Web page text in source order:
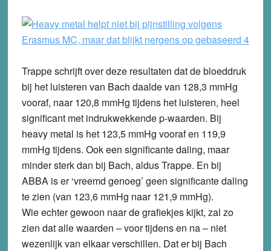
Trappe schrijft over deze resultaten dat de bloeddruk
bij het luisteren van Bach daalde van 128,3 mmHg
vooraf, naar 120,8 mmHg tijdens het luisteren, heel
significant met indrukwekkende p-waarden. Bij
heavy metal is het 123,5 mmHg vooraf en 119,9
mmHg tijdens. Ook een significante daling, maar
minder sterk dan bij Bach, aldus Trappe. En bij
ABBA is er ‘vreemd genoeg’ geen significante daling
te zien (van 123,6 mmHg naar 121,9 mmHg).
Wie echter gewoon naar de grafiekjes kijkt, zal zo
zien dat alle waarden – voor tijdens en na – niet
wezenlijk van elkaar verschillen. Dat er bij Bach